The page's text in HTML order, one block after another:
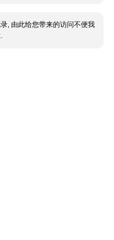
, 由此给您带来的访问不便我